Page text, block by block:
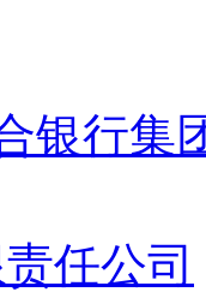
银行集
任公司